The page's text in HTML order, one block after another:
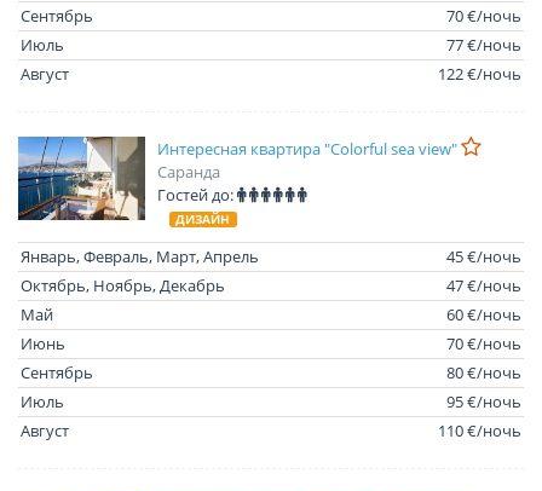
Сентябрь
70 €/ночь
Июль
77 €/ночь
Август
122 €/ночь
Интересная квартира "Colorful sea view"
Саранда
Гостей до:
ДИЗАЙН
Январь, Февраль, Март, Апрель
45 €/ночь
Октябрь, Ноябрь, Декабрь
47 €/ночь
Май
60 €/ночь
Июнь
70 €/ночь
Сентябрь
80 €/ночь
Июль
95 €/ночь
Август
110 €/ночь